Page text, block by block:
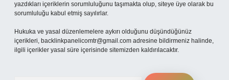
yazdıkları içeriklerin sorumluluğunu taşımakta olup, siteye üye olarak bu
sorumluluğu kabul etmiş sayılırlar.
Hukuka ve yasal düzenlemelere aykırı olduğunu düşündüğünüz
içerikleri, backlinkpanelicomtr@gmail.com adresine bildirmeniz halinde,
ilgili içerikler yasal süre içerisinde sitemizden kaldırılacaktır.